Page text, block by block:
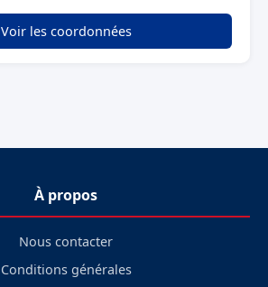
Voir les coordonnées
À propos
Nous contacter
Conditions générales